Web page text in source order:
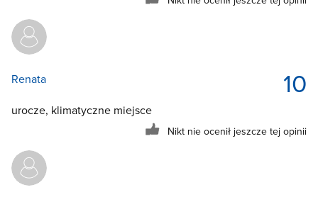
10
Renata
urocze, klimatyczne miejsce
Nikt nie ocenił jeszcze tej opinii